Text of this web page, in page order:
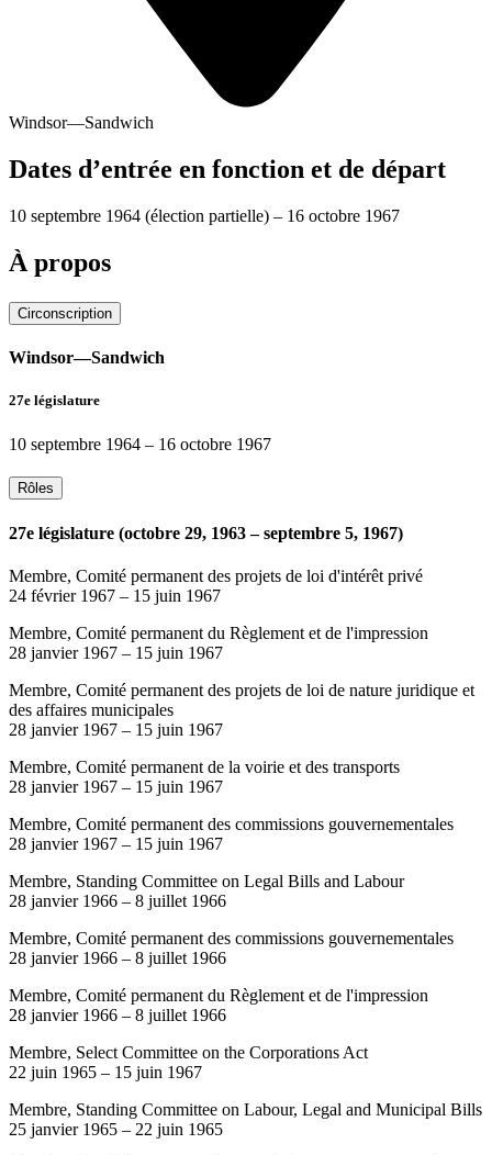
Windsor—Sandwich
Dates d’entrée en fonction et de départ
10 septembre 1964 (élection partielle) – 16 octobre 1967
À propos
Circonscription
Windsor—Sandwich
27e législature
10 septembre 1964 – 16 octobre 1967
Rôles
27e législature (octobre 29, 1963 – septembre 5, 1967)
Membre, Comité permanent des projets de loi d'intérêt privé
24 février 1967 – 15 juin 1967
Membre, Comité permanent du Règlement et de l'impression
28 janvier 1967 – 15 juin 1967
Membre, Comité permanent des projets de loi de nature juridique et
des affaires municipales
28 janvier 1967 – 15 juin 1967
Membre, Comité permanent de la voirie et des transports
28 janvier 1967 – 15 juin 1967
Membre, Comité permanent des commissions gouvernementales
28 janvier 1967 – 15 juin 1967
Membre, Standing Committee on Legal Bills and Labour
28 janvier 1966 – 8 juillet 1966
Membre, Comité permanent des commissions gouvernementales
28 janvier 1966 – 8 juillet 1966
Membre, Comité permanent du Règlement et de l'impression
28 janvier 1966 – 8 juillet 1966
Membre, Select Committee on the Corporations Act
22 juin 1965 – 15 juin 1967
Membre, Standing Committee on Labour, Legal and Municipal Bills
25 janvier 1965 – 22 juin 1965